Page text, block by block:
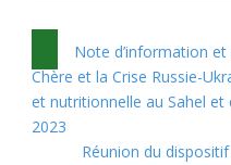
Note d’information
Chère et la Crise Russie-
et nutritionnelle au Sahel et
2023
Réunion du